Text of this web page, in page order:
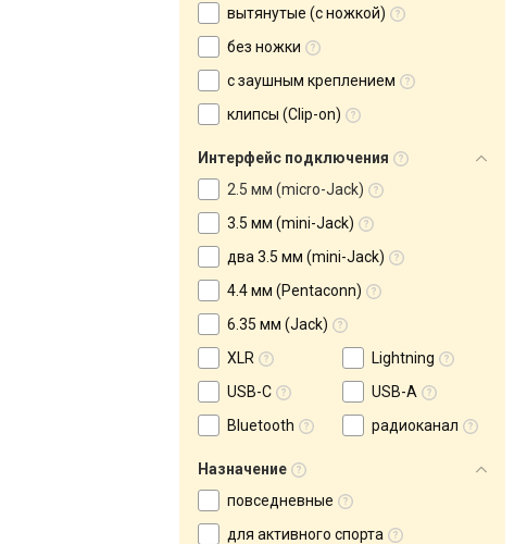
вытянутые (с ножкой)
без ножки
с заушным креплением
клипсы (Clip-on)
Интерфейс подключения
2.5 мм (micro-Jack)
3.5 мм (mini-Jack)
два 3.5 мм (mini-Jack)
4.4 мм (Pentaconn)
6.35 мм (Jack)
XLR
Lightning
USB-C
USB-A
Bluetooth
радиоканал
Назначение
повседневные
для активного спорта